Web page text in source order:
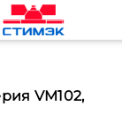
VM102,